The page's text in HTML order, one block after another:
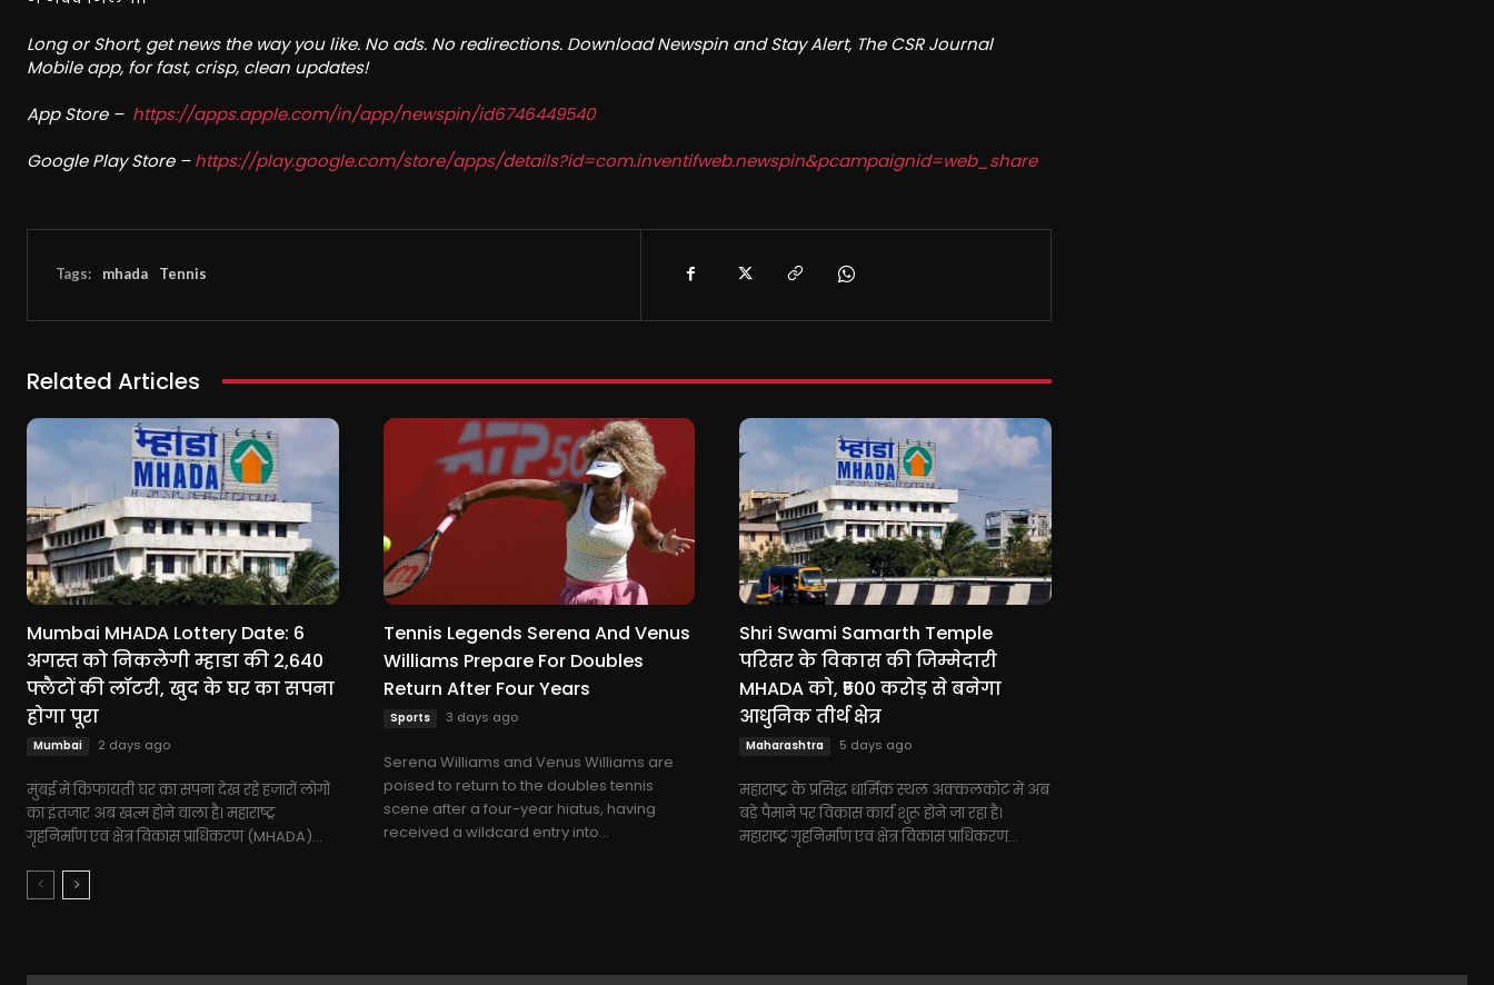
Long or Short, get news the way you like. No ads. No redirections. Download Newspin and Stay Alert, The CSR Journal
Mobile app, for fast, crisp, clean updates!
App Store – https://apps.apple.com/in/app/newspin/id6746449540
Google Play Store –https://play.google.com/store/apps/details?id=com.inventifweb.newspin&pcampaignid=web_share
Tags: mhada Tennis
Related Articles
Mumbai MHADA Lottery Date: 6
अगस्त को निकलेगी म्हाडा की 2,640
फ्लैटों की लॉटरी, खुद के घर का सपना
होगा पूरा
Mumbai 2 days ago
मुंबई में किफायती घर का सपना देख रहे हजारों लोगों
का इंतजार अब खत्म होने वाला है। महाराष्ट्र
गृहनिर्माण एवं क्षेत्र विकास प्राधिकरण (MHADA)...
Tennis Legends Serena And Venus
Williams Prepare For Doubles
Return After Four Years
Sports 3 days ago
Serena Williams and Venus Williams are
poised to return to the doubles tennis
scene after a four-year hiatus, having
received a wildcard entry into...
Shri Swami Samarth Temple
परिसर के विकास की जिम्मेदारी
MHADA को, ₹500 करोड़ से बनेगा
आधुनिक तीर्थ क्षेत्र
Maharashtra 5 days ago
महाराष्ट्र के प्रसिद्ध धार्मिक स्थल अक्कलकोट में अब
बड़े पैमाने पर विकास कार्य शुरू होने जा रहा है।
महाराष्ट्र गृहनिर्माण एवं क्षेत्र विकास प्राधिकरण...